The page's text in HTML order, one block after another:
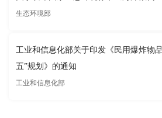
生态环境部
工业和信息化部关于印发《民用爆炸物
五”规划》的通知
工业和信息化部